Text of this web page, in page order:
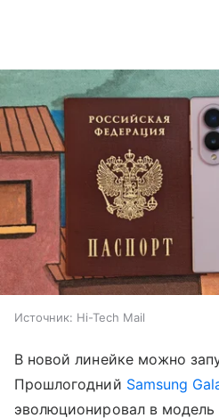
Источник: Hi-Tech Mail
В новой линейке можно
Прошлогодний Samsung
эволюционировал в модель